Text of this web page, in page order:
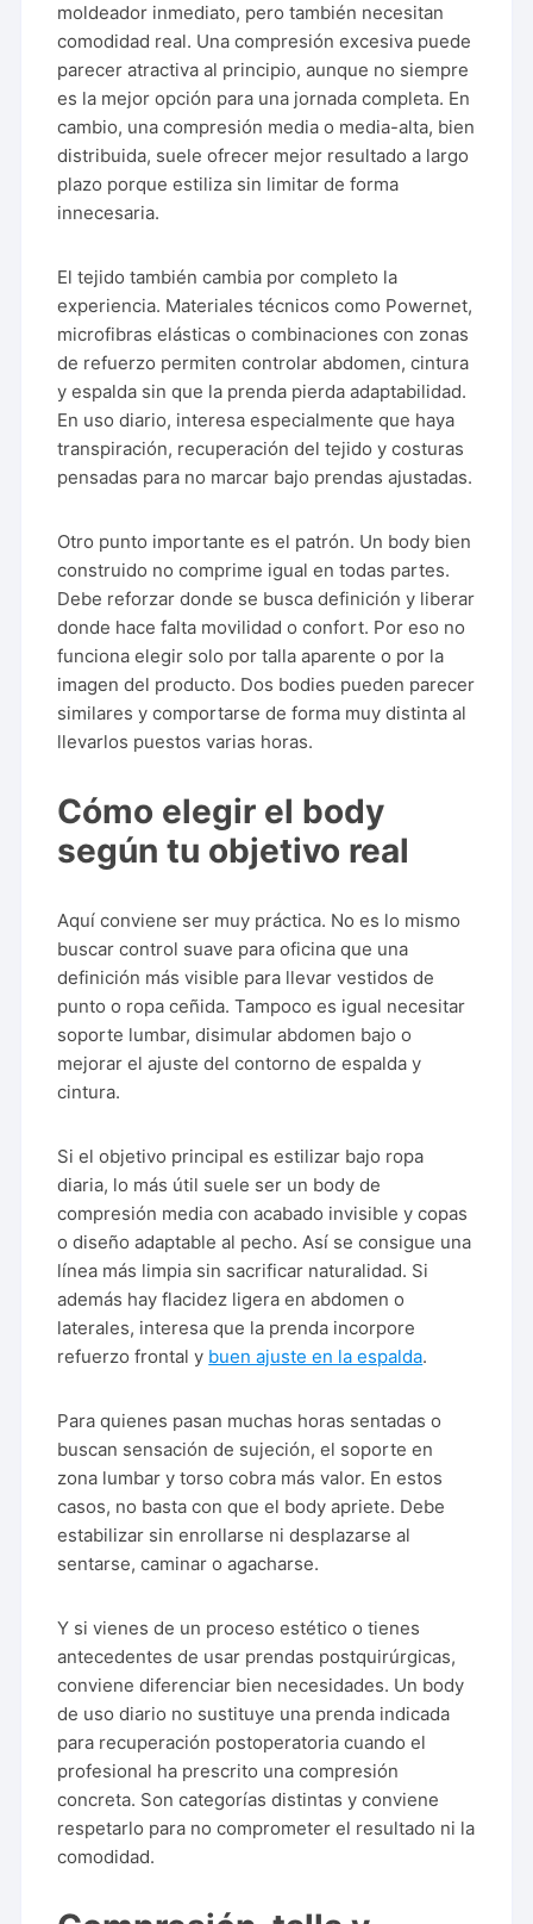
moldeador inmediato, pero también necesitan
comodidad real. Una compresión excesiva puede
parecer atractiva al principio, aunque no siempre
es la mejor opción para una jornada completa. En
cambio, una compresión media o media-alta, bien
distribuida, suele ofrecer mejor resultado a largo
plazo porque estiliza sin limitar de forma
innecesaria.
El tejido también cambia por completo la
experiencia. Materiales técnicos como Powernet,
microfibras elásticas o combinaciones con zonas
de refuerzo permiten controlar abdomen, cintura
y espalda sin que la prenda pierda adaptabilidad.
En uso diario, interesa especialmente que haya
transpiración, recuperación del tejido y costuras
pensadas para no marcar bajo prendas ajustadas.
Otro punto importante es el patrón. Un body bien
construido no comprime igual en todas partes.
Debe reforzar donde se busca definición y liberar
donde hace falta movilidad o confort. Por eso no
funciona elegir solo por talla aparente o por la
imagen del producto. Dos bodies pueden parecer
similares y comportarse de forma muy distinta al
llevarlos puestos varias horas.
Cómo elegir el body
según tu objetivo real
Aquí conviene ser muy práctica. No es lo mismo
buscar control suave para oficina que una
definición más visible para llevar vestidos de
punto o ropa ceñida. Tampoco es igual necesitar
soporte lumbar, disimular abdomen bajo o
mejorar el ajuste del contorno de espalda y
cintura.
Si el objetivo principal es estilizar bajo ropa
diaria, lo más útil suele ser un body de
compresión media con acabado invisible y copas
o diseño adaptable al pecho. Así se consigue una
línea más limpia sin sacrificar naturalidad. Si
además hay flacidez ligera en abdomen o
laterales, interesa que la prenda incorpore
refuerzo frontal y buen ajuste en la espalda.
Para quienes pasan muchas horas sentadas o
buscan sensación de sujeción, el soporte en
zona lumbar y torso cobra más valor. En estos
casos, no basta con que el body apriete. Debe
estabilizar sin enrollarse ni desplazarse al
sentarse, caminar o agacharse.
Y si vienes de un proceso estético o tienes
antecedentes de usar prendas postquirúrgicas,
conviene diferenciar bien necesidades. Un body
de uso diario no sustituye una prenda indicada
para recuperación postoperatoria cuando el
profesional ha prescrito una compresión
concreta. Son categorías distintas y conviene
respetarlo para no comprometer el resultado ni la
comodidad.